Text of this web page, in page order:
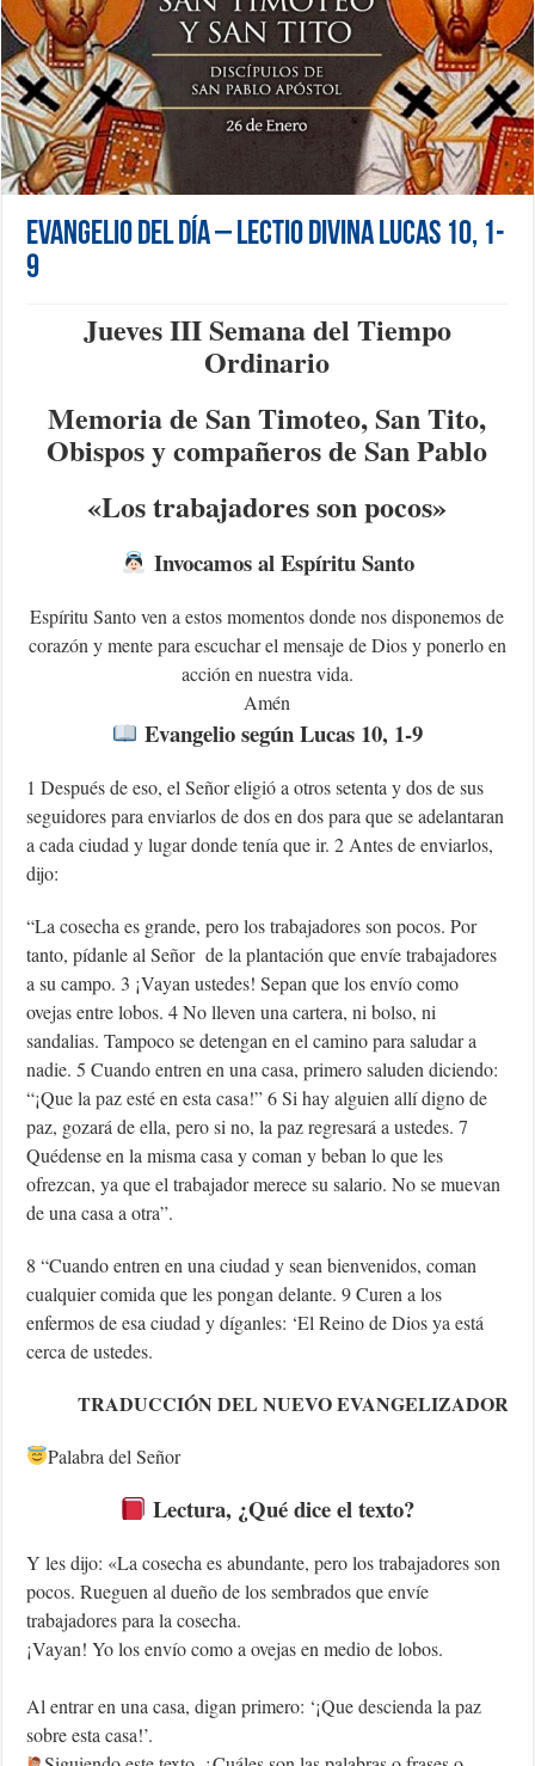
Evangelio del día – Lectio Divina Lucas 10, 1-
9
Jueves III Semana del Tiempo
Ordinario
Memoria de San Timoteo, San Tito,
Obispos y compañeros de San Pablo
«Los trabajadores son pocos»
Invocamos al Espíritu Santo
Espíritu Santo ven a estos momentos donde nos disponemos de
corazón y mente para escuchar el mensaje de Dios y ponerlo en
acción en nuestra vida.
Amén
Evangelio según Lucas 10, 1-9
1 Después de eso, el Señor eligió a otros setenta y dos de sus
seguidores para enviarlos de dos en dos para que se adelantaran
a cada ciudad y lugar donde tenía que ir. 2 Antes de enviarlos,
dijo:
“La cosecha es grande, pero los trabajadores son pocos. Por
tanto, pídanle al Señor de la plantación que envíe trabajadores
a su campo. 3 ¡Vayan ustedes! Sepan que los envío como
ovejas entre lobos. 4 No lleven una cartera, ni bolso, ni
sandalias. Tampoco se detengan en el camino para saludar a
nadie. 5 Cuando entren en una casa, primero saluden diciendo:
“¡Que la paz esté en esta casa!” 6 Si hay alguien allí digno de
paz, gozará de ella, pero si no, la paz regresará a ustedes. 7
Quédense en la misma casa y coman y beban lo que les
ofrezcan, ya que el trabajador merece su salario. No se muevan
de una casa a otra”.
8 “Cuando entren en una ciudad y sean bienvenidos, coman
cualquier comida que les pongan delante. 9 Curen a los
enfermos de esa ciudad y díganles: ‘El Reino de Dios ya está
cerca de ustedes.
TRADUCCIÓN DEL NUEVO EVANGELIZADOR
Palabra del Señor
Lectura, ¿Qué dice el texto?
Y les dijo: «La cosecha es abundante, pero los trabajadores son
pocos. Rueguen al dueño de los sembrados que envíe
trabajadores para la cosecha.
¡Vayan! Yo los envío como a ovejas en medio de lobos.
Al entrar en una casa, digan primero: ‘¡Que descienda la paz
sobre esta casa!’.